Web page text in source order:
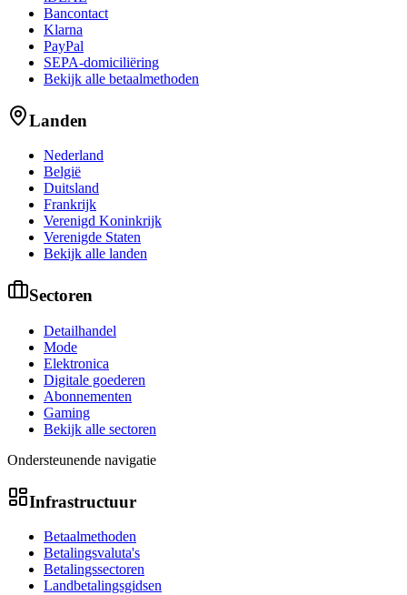
Bancontact
Klarna
PayPal
SEPA-domiciliëring
Bekijk alle betaalmethoden
Landen
Nederland
België
Duitsland
Frankrijk
Verenigd Koninkrijk
Verenigde Staten
Bekijk alle landen
Sectoren
Detailhandel
Mode
Elektronica
Digitale goederen
Abonnementen
Gaming
Bekijk alle sectoren
Ondersteunende navigatie
Infrastructuur
Betaalmethoden
Betalingsvaluta's
Betalingssectoren
Landbetalingsgidsen